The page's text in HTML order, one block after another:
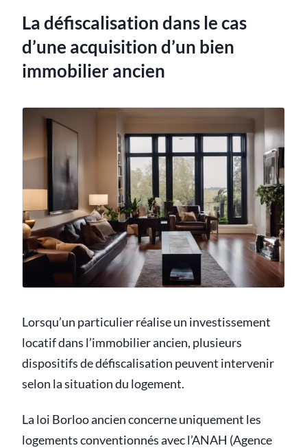
La défiscalisation dans le cas
d’une acquisition d’un bien
immobilier ancien
Lorsqu’un particulier réalise un investissement
locatif dans l’immobilier ancien, plusieurs
dispositifs de défiscalisation peuvent intervenir
selon la situation du logement.
La loi Borloo ancien concerne uniquement les
logements conventionnés avec l’ANAH (Agence